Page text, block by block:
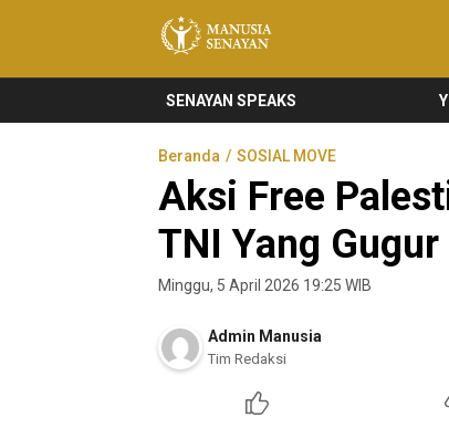
Manusia Senayan
Manusia Bicara, Senayan Bersuara
SENAYAN SPEAKS
Beranda SOSIAL MOVE
Aksi Free
TNI Yang Gugur
Minggu, 5 April 2026 19:25 WIB
Admin Manusia
Tim Redaksi